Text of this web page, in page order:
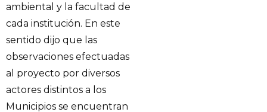
ambiental y la facultad de
cada institución. En este
sentido dijo que las
observaciones efectuadas
al proyecto por diversos
actores distintos a los
Municipios se encuentran